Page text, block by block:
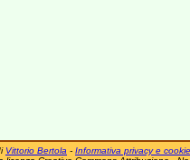
Vittorio Bertola - Informativa privacy e cookie